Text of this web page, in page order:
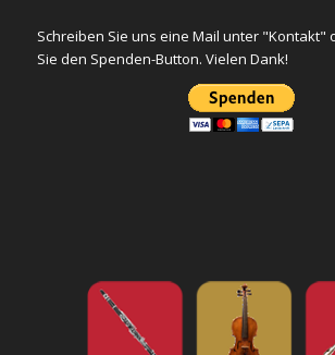
Schreiben Sie uns eine Mail unter "Kontakt"
Sie den Spenden-Button. Vielen Dank!